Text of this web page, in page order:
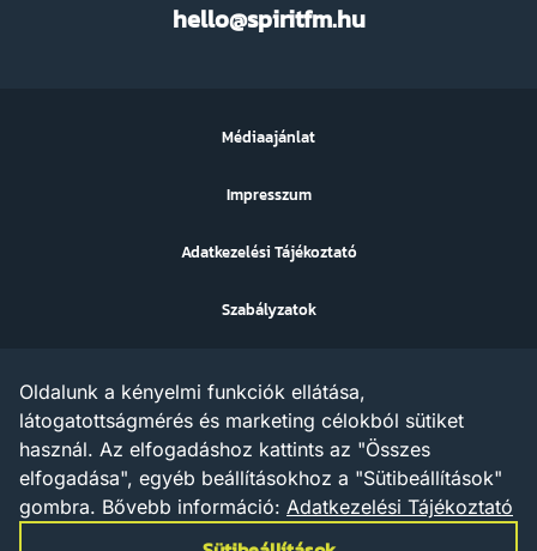
hello@spiritfm.hu
FM
Az ezen a weboldalon megjelenő szövegek, grafikák, képek,
hangfelvételek, video anyagok vagy egyéb tartalmak szerzői jogi
védelem alatt állnak.
Az X AND A Kft. minden jogot fenntart a tartalommal
kapcsolatosan, beleértve a tartalom szöveg- és adatbányászat
céljára való felhasználását is – a szerzői jogról szóló 1999. évi
LXXVI. törvény rendelkezései értelmében a törvény 35/A. § (1)
Médiaajánlat
Impresszum
Adatkezelési Tájékoztató
Szabályzatok
Oldalunk a kényelmi funkciók ellátása,
látogatottságmérés és marketing célokból sütiket
használ. Az elfogadáshoz kattints az "Összes
elfogadása", egyéb beállításokhoz a "Sütibeállítások"
gombra. Bővebb információ: Adatkezelési Tájékoztató